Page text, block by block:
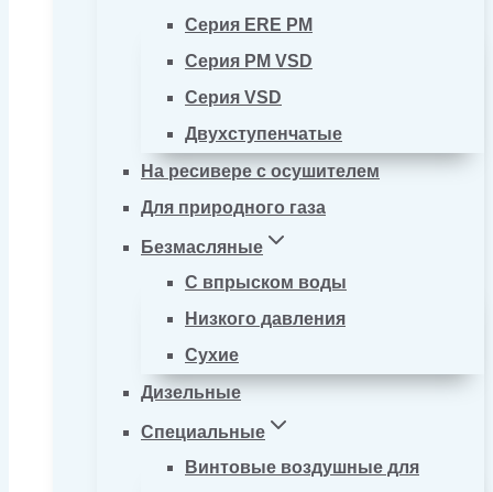
Серия ERE PM
Серия PM VSD
Серия VSD
Двухступенчатые
На ресивере с осушителем
Для природного газа
Безмасляные
С впрыском воды
Низкого давления
Сухие
Дизельные
Специальные
Винтовые воздушные для